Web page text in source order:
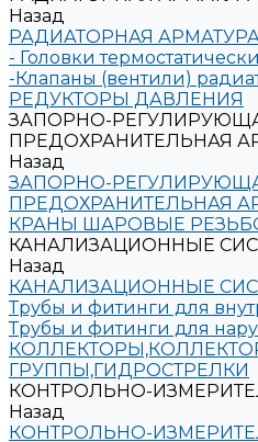
Назад
РАДИАТОРНАЯ
- Головки
-Клапаны (вентили)
РЕДУКТОРЫ ДАВЛЕНИЯ
ЗАПОРНО-
ПРЕДОХРАНИТЕЛЬНАЯ
Назад
ЗАПОРНО-
ПРЕДОХРАНИТЕЛЬНАЯ
КРАНЫ ШАРОВЫЕ
КАНАЛИЗАЦИОННЫЕ
Назад
КАНАЛИЗАЦИОННЫЕ
Трубы и фитинги для
Трубы и фитинги для
ГРУППЫ,ГИДРОСТРЕЛКИ
КОНТРОЛЬНО-
Назад
КОНТРОЛЬНО-